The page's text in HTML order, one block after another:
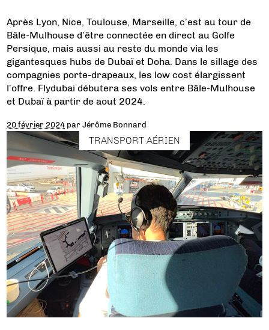
Après Lyon, Nice, Toulouse, Marseille, c’est au tour de
Bâle-Mulhouse d’être connectée en direct au Golfe
Persique, mais aussi au reste du monde via les
gigantesques hubs de Dubaï et Doha. Dans le sillage des
compagnies porte-drapeaux, les low cost élargissent
l’offre. Flydubai débutera ses vols entre Bâle-Mulhouse
et Dubaï à partir de aout 2024.
20 février 2024 parJérôme Bonnard
TRANSPORT AÉRIEN